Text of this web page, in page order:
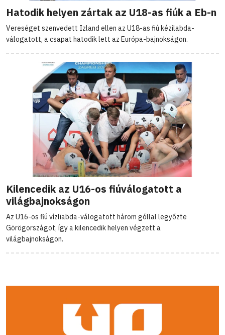
Hatodik helyen zártak az U18-as fiúk a Eb-n
Vereséget szenvedett Izland ellen az U18-as fiú kézilabda-
válogatott, a csapat hatodik lett az Európa-bajnokságon.
Kilencedik az U16-os fiúválogatott a
világbajnokságon
Az U16-os fiú vízliabda-válogatott három góllal legyőzte
Görögországot, így a kilencedik helyen végzett a
világbajnokságon.